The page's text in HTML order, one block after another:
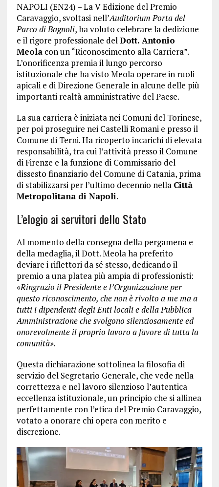
NAPOLI (EN24) – La V Edizione del Premio
Caravaggio, svoltasi nell’Auditorium Porta del
Parco di Bagnoli, ha voluto celebrare la dedizione
e il rigore professionale del Dott. Antonio
Meolacon un “Riconoscimento alla Carriera”.
L’onorificenza premia il lungo percorso
istituzionale che ha visto Meola operare in ruoli
apicali e di Direzione Generale in alcune delle più
importanti realtà amministrative del Paese.
La sua carriera è iniziata nei Comuni del Torinese,
per poi proseguire nei Castelli Romani e presso il
Comune di Terni. Ha ricoperto incarichi di elevata
responsabilità, tra cui l’attività presso il Comune
di Firenze e la funzione di Commissario del
dissesto finanziario del Comune di Catania, prima
di stabilizzarsi per l’ultimo decennio nella Città
Metropolitana di Napoli.
L’elogio ai servitori dello Stato
Al momento della consegna della pergamena e
della medaglia, il Dott. Meola ha preferito
deviare i riflettori da sé stesso, dedicando il
premio a una platea più ampia di professionisti:
«Ringrazio il Presidente e l’Organizzazione per
questo riconoscimento, che non è rivolto a me ma a
tutti i dipendenti degli Enti locali e della Pubblica
Amministrazione che svolgono silenziosamente ed
onorevolmente il proprio lavoro a favore di tutta la
comunità».
Questa dichiarazione sottolinea la filosofia di
servizio del Segretario Generale, che vede nella
correttezza e nel lavoro silenzioso l’autentica
eccellenza istituzionale, un principio che si allinea
perfettamente con l’etica del Premio Caravaggio,
votato a onorare chi opera con merito e
discrezione.